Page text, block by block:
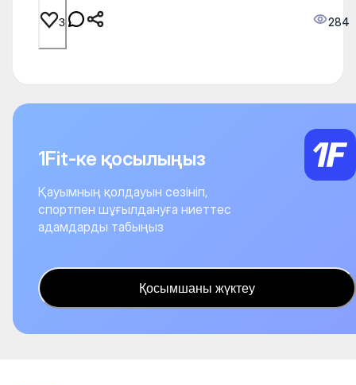
3 284
1Fit-ке қосылыңыз
Қауымның қолдауын сезініп,
спортпен шұғылдануға ниеттес
адамдарды табыңыз
Қосымшаны жүктеу